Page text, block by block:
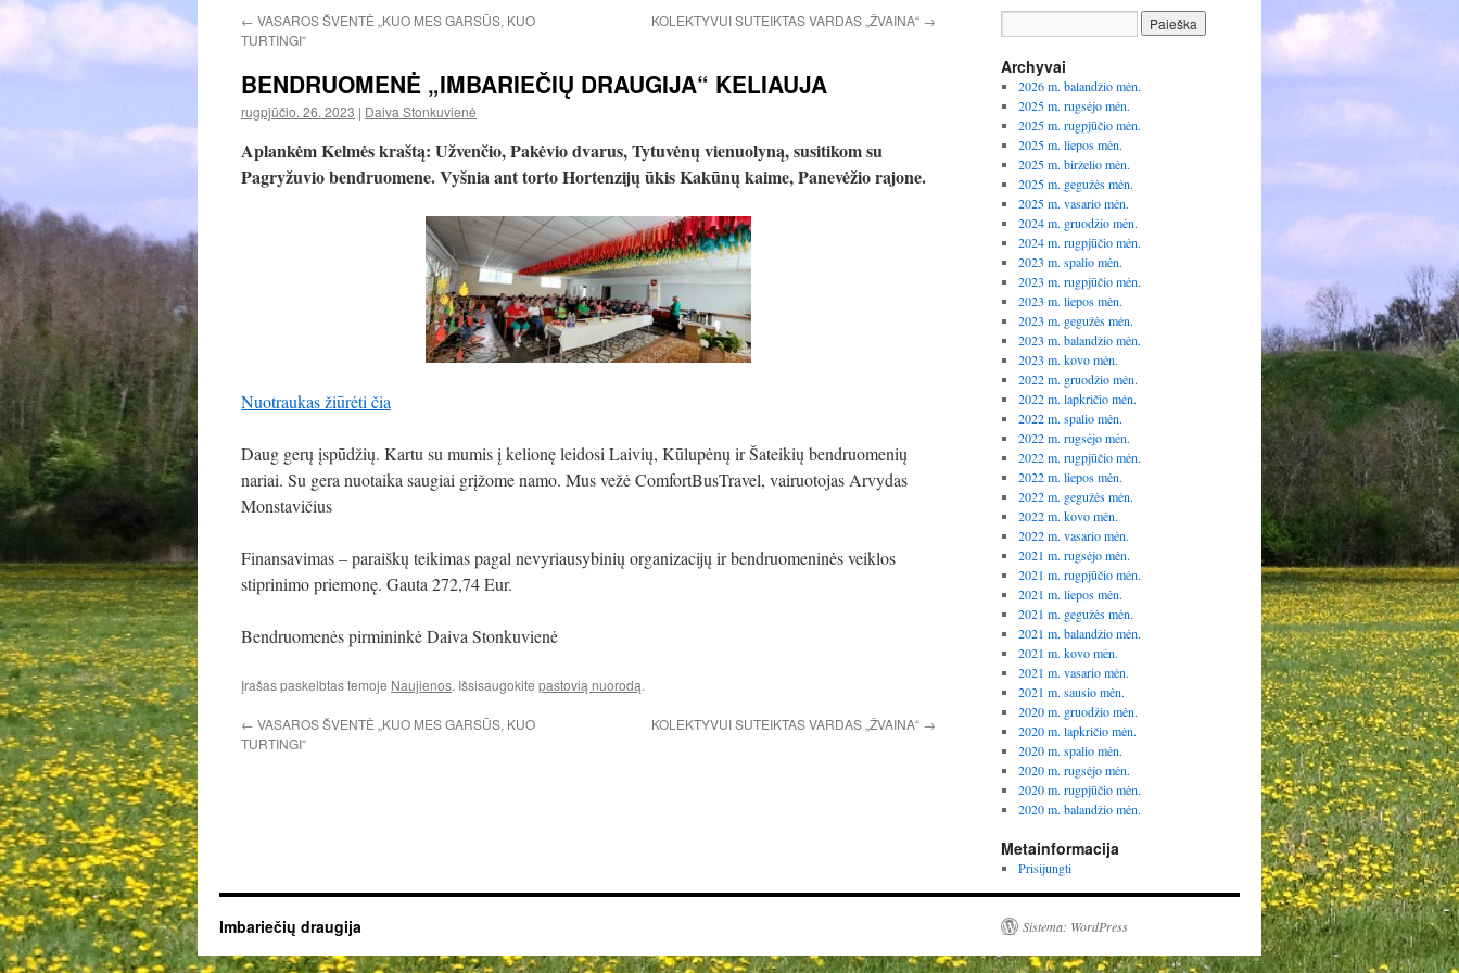
← VASAROS ŠVENTĖ „KUO MES GARSŪS, KUO
TURTINGI“
KOLEKTYVUI SUTEIKTAS VARDAS „ŽVAINA“ →
BENDRUOMENĖ „IMBARIEČIŲ DRAUGIJA“ KELIAUJA
rugpjūčio. 26. 2023 | Daiva Stonkuvienė
Aplankėm Kelmės kraštą: Užvenčio, Pakėvio dvarus, Tytuvėnų vienuolyną, susitikom su
Pagryžuvio bendruomene. Vyšnia ant torto Hortenzijų ūkis Kakūnų kaime, Panevėžio rajone.
Nuotraukas žiūrėti čia
Daug gerų įspūdžių. Kartu su mumis į kelionę leidosi Laivių, Kūlupėnų ir Šateikių bendruomenių
nariai. Su gera nuotaika saugiai grįžome namo. Mus vežė ComfortBusTravel, vairuotojas Arvydas
Monstavičius
Finansavimas – paraiškų teikimas pagal nevyriausybinių organizacijų ir bendruomeninės veiklos
stiprinimo priemonę. Gauta 272,74 Eur.
Bendruomenės pirmininkė Daiva Stonkuvienė
Įrašas paskelbtas temoje Naujienos. Išsisaugokite pastovią nuorodą.
← VASAROS ŠVENTĖ „KUO MES GARSŪS, KUO
TURTINGI“
KOLEKTYVUI SUTEIKTAS VARDAS „ŽVAINA“ →
Archyvai
2026 m. balandžio mėn.
2025 m. rugsėjo mėn.
2025 m. rugpjūčio mėn.
2025 m. liepos mėn.
2025 m. birželio mėn.
2025 m. gegužės mėn.
2025 m. vasario mėn.
2024 m. gruodžio mėn.
2024 m. rugpjūčio mėn.
2023 m. spalio mėn.
2023 m. rugpjūčio mėn.
2023 m. liepos mėn.
2023 m. gegužės mėn.
2023 m. balandžio mėn.
2023 m. kovo mėn.
2022 m. gruodžio mėn.
2022 m. lapkričio mėn.
2022 m. spalio mėn.
2022 m. rugsėjo mėn.
2022 m. rugpjūčio mėn.
2022 m. liepos mėn.
2022 m. gegužės mėn.
2022 m. kovo mėn.
2022 m. vasario mėn.
2021 m. rugsėjo mėn.
2021 m. rugpjūčio mėn.
2021 m. liepos mėn.
2021 m. gegužės mėn.
2021 m. balandžio mėn.
2021 m. kovo mėn.
2021 m. vasario mėn.
2021 m. sausio mėn.
2020 m. gruodžio mėn.
2020 m. lapkričio mėn.
2020 m. spalio mėn.
2020 m. rugsėjo mėn.
2020 m. rugpjūčio mėn.
2020 m. balandžio mėn.
Metainformacija
Prisijungti
Imbariečių draugija Sistema: WordPress